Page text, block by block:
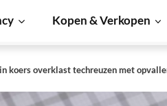
Kopen & Verkopen
koers overklast techreuzen met